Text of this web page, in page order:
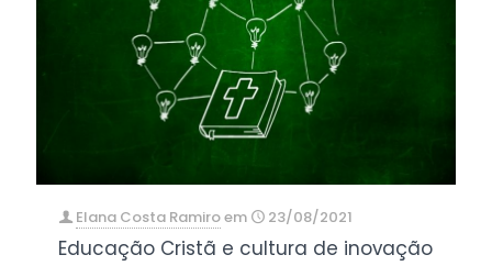
Elana Costa Ramiroem 23/08/2021
Educação Cristã e cultura de inovação